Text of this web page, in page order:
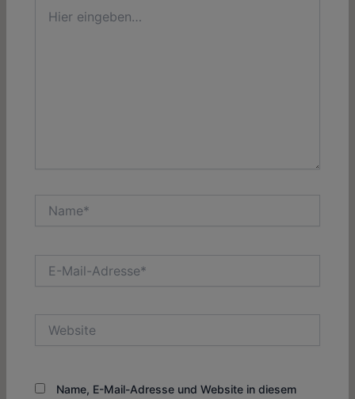
eingeben…
Mail-
Name, E-Mail-Adresse und Website in diesem